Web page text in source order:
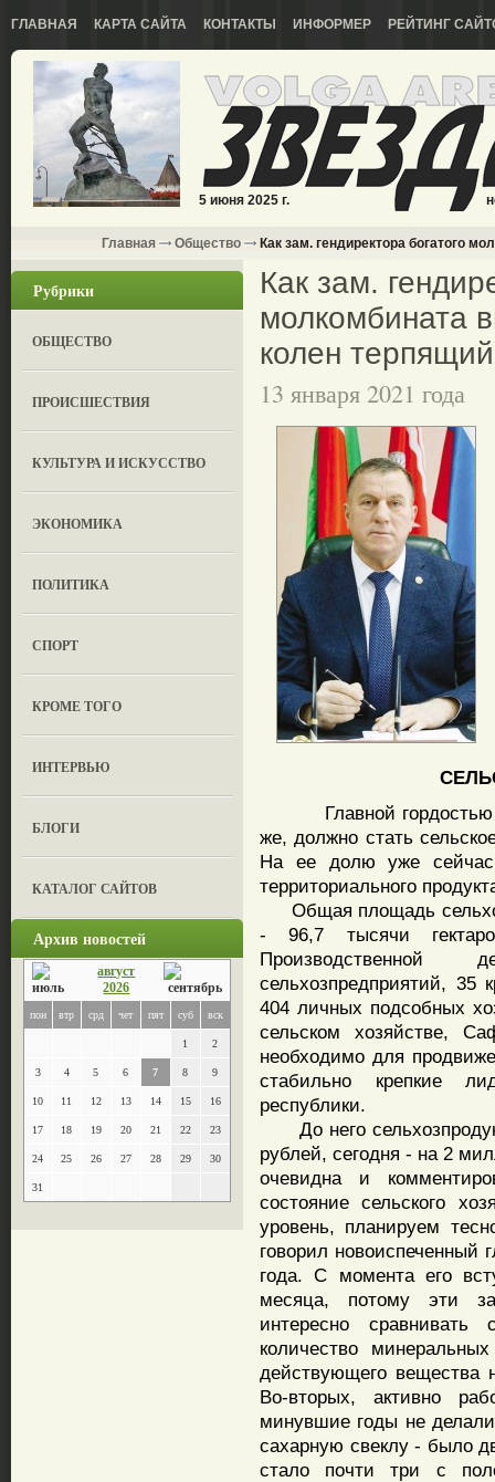
ГЛАВНАЯ КАРТА САЙТА КОНТАКТЫ ИНФОРМЕР РЕЙТИНГ
5 июня 2025 г.
Главная Общество Как зам. гендиректора богатого
Рубрики
ОБЩЕСТВО
ПРОИСШЕСТВИЯ
КУЛЬТУРА И ИСКУССТВО
ЭКОНОМИКА
ПОЛИТИКА
СПОРТ
КРОМЕ ТОГО
ИНТЕРВЬЮ
БЛОГИ
КАТАЛОГ САЙТОВ
Архив новостей
август
2026
пон втр срд чет пят суб вск
1 2
3 4 5 6 7 8 9
10 11 12 13 14 15 16
17 18 19 20 21 22 23
24 25 26 27 28 29 30
31
Как зам.
молкомбината
колен
13 января 2021 года
Главной гордостью
же, должно стать
На ее долю уже сейчас
территориального
Общая площадь
- 96,7 тысячи
Производственной
сельхозпредприятий, 35
404 личных подсобных
сельском хозяйстве,
необходимо для
стабильно крепкие
республики.
До него
рублей, сегодня - на 2
очевидна и
состояние сельского
уровень, планируем
говорил новоиспеченный
года. С момента его
месяца, потому эти
интересно
количество
действующего вещества
Во-вторых, активно
минувшие годы не
сахарную свеклу - было
стало почти три с